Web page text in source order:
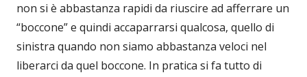
non si è abbastanza rapidi da riuscire ad afferrare un
“boccone” e quindi accaparrarsi qualcosa, quello di
sinistra quando non siamo abbastanza veloci nel
liberarci da quel boccone. In pratica si fa tutto di